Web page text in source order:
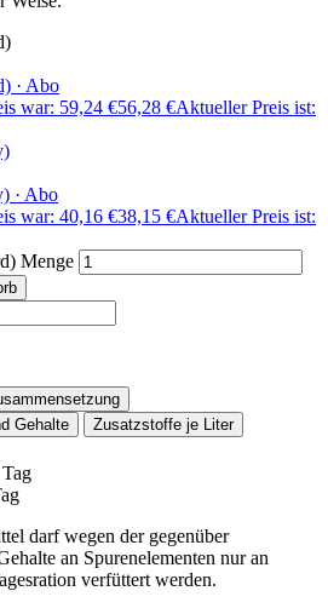
· Abo
war: 59,24 €56,28 €Aktueller Preis ist:
· Abo
war: 40,16 €38,15 €Aktueller Preis ist:
Menge
Gehalte
Zusatzstoffe je Liter
darf wegen der gegenüber
an Spurenelementen nur an
verfüttert werden.